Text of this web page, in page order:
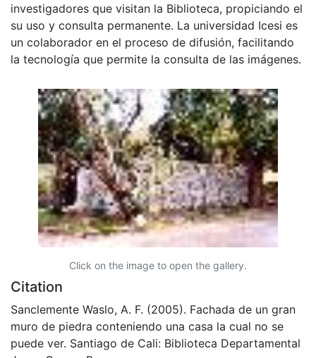
investigadores que visitan la Biblioteca, propiciando el
su uso y consulta permanente. La universidad Icesi es
un colaborador en el proceso de difusión, facilitando
la tecnología que permite la consulta de las imágenes.
Click on the image to open the gallery.
Citation
Sanclemente Waslo, A. F. (2005). Fachada de un gran
muro de piedra conteniendo una casa la cual no se
puede ver. Santiago de Cali: Biblioteca Departamental